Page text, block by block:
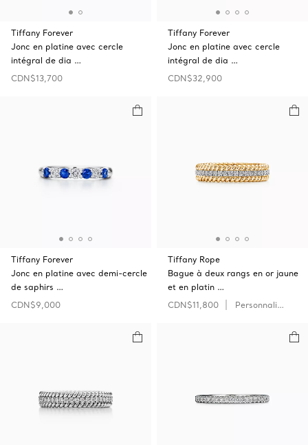
Tiffany Forever
Jonc en platine avec cercle
intégral de dia …
CDN$13,700
Tiffany Forever
Jonc en platine avec cercle
intégral de dia …
CDN$32,900
Tiffany Forever
Jonc en platine avec demi-cercle
de saphirs …
CDN$9,000
Tiffany Rope
Bague à deux rangs en or jaune
et en platin …
CDN$11,800
Personnaliser